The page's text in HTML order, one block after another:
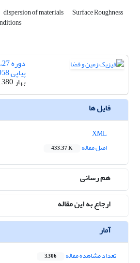
dispersion of materials Surface Roughness
پیاپی 958
بهار 1380
فایل ها
اصل مقاله
433.37 K
هم رسانی
ارجاع به این مقاله
آمار
تعداد مشاهده مقاله 3,306